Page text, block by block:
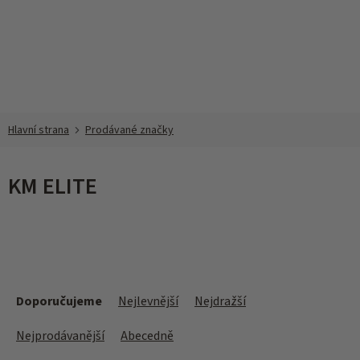
Prodávané značky
KM ELITE
Doporučujeme Nejlevnější
Nejdražší
Nejprodávanější
Abecedně